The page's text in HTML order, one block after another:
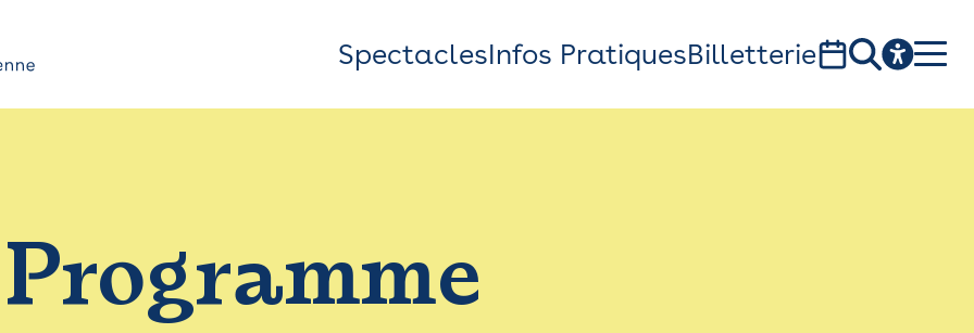
Top
Bar
Menu
SpectaclesInfos PratiquesBilletterie
Programme